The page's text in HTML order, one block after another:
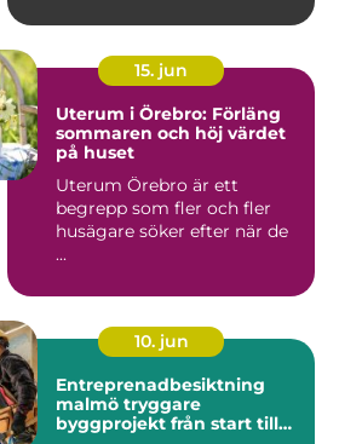
15. jun
Uterum i Örebro: Förläng
sommaren och höj värdet
på huset
Uterum Örebro är ett
begrepp som fler och fler
husägare söker efter när de
...
10. jun
Entreprenadbesiktning
malmö tryggare
byggprojekt från start till